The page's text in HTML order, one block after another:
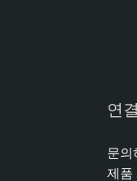
연결
문의
제품